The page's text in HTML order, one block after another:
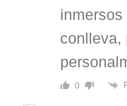
conlleva,
0